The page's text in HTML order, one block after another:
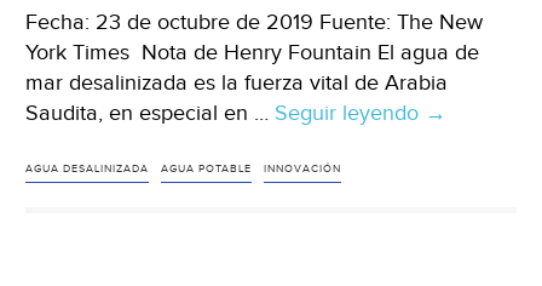
Fecha: 23 de octubre de 2019 Fuente: The New
York Times Nota de Henry Fountain El agua de
mar desalinizada es la fuerza vital de Arabia
Saudita, en especial en … Seguir leyendo Arabia
→
AGUA DESALINIZADA AGUA POTABLE INNOVACIÓN